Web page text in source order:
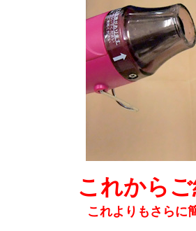
これから
これよりもさらに